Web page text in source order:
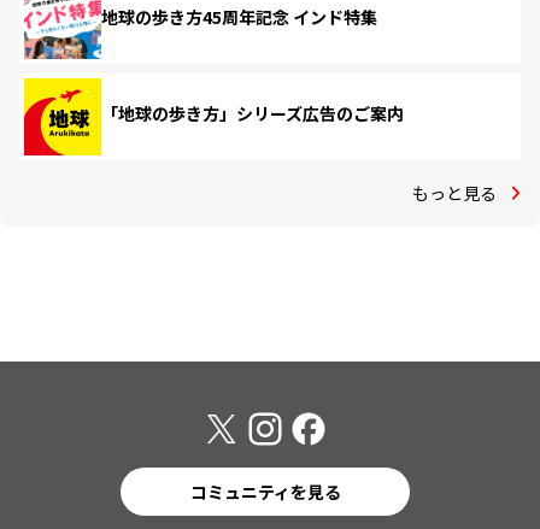
地球の歩き方45周年記念 インド特集
「地球の歩き方」シリーズ広告のご案内
もっと見る
コミュニティを見る